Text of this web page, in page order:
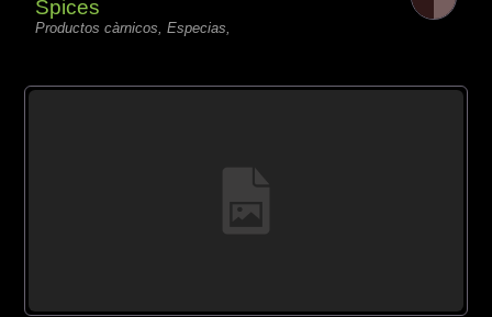
Spices
Productos càrnicos, Especias,